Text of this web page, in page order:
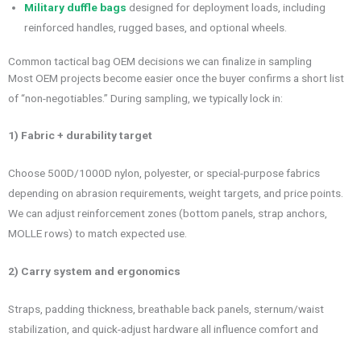
Military duffle bags designed for deployment loads, including
reinforced handles, rugged bases, and optional wheels.
Common tactical bag OEM decisions we can finalize in sampling
Most OEM projects become easier once the buyer confirms a short list
of “non-negotiables.” During sampling, we typically lock in:
1) Fabric + durability target
Choose 500D/1000D nylon, polyester, or special-purpose fabrics
depending on abrasion requirements, weight targets, and price points.
We can adjust reinforcement zones (bottom panels, strap anchors,
MOLLE rows) to match expected use.
2) Carry system and ergonomics
Straps, padding thickness, breathable back panels, sternum/waist
stabilization, and quick-adjust hardware all influence comfort and